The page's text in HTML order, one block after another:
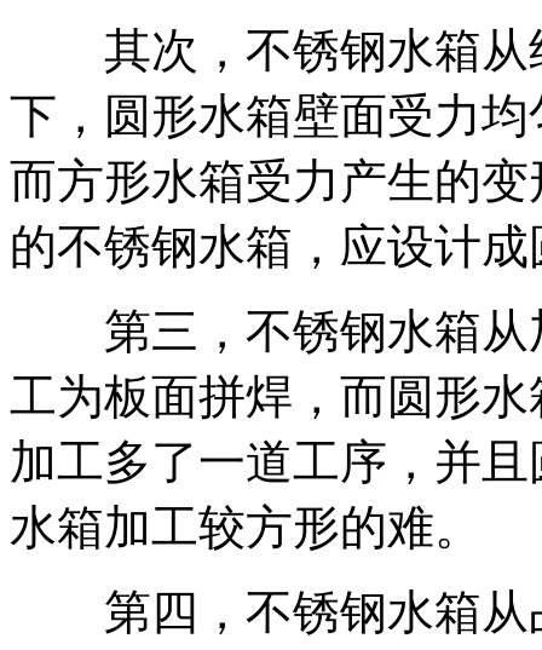
其次，不锈钢水箱从
下，圆形水箱壁面受力
而方形水箱受力产生的
的不锈钢水箱，应设计
第三，不锈钢水箱从
工为板面拼焊，而圆形
加工多了一道工序，并
水箱加工较方形的难。
第四，不锈钢水箱从